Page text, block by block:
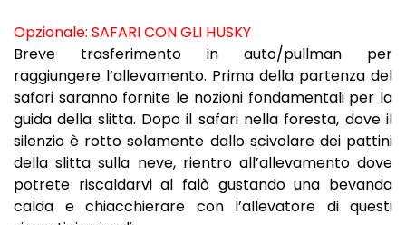
Opzionale: SAFARI CON GLI HUSKY
Breve trasferimento in auto/pullman per
raggiungere l’allevamento. Prima della partenza del
safari saranno fornite le nozioni fondamentali per la
guida della slitta. Dopo il safari nella foresta, dove il
silenzio è rotto solamente dallo scivolare dei pattini
della slitta sulla neve, rientro all’allevamento dove
potrete riscaldarvi al falò gustando una bevanda
calda e chiacchierare con l’allevatore di questi